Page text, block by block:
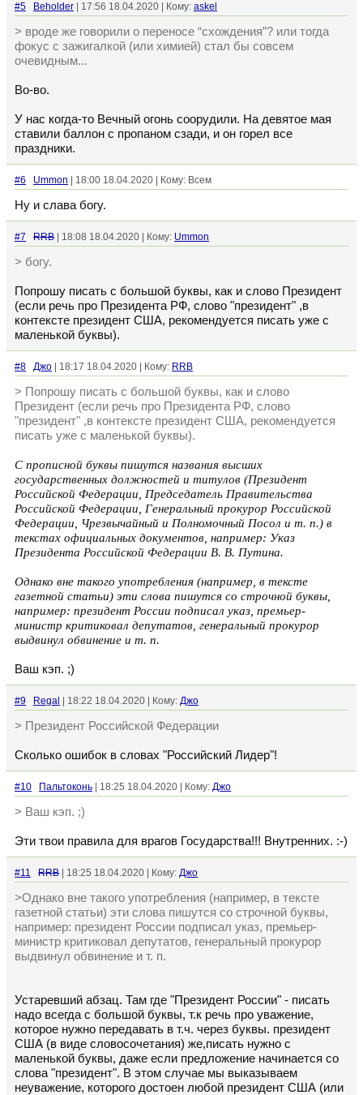
#5 Beholder | 17:56 18.04.2020 | Кому: askel
> вроде же говорили о переносе “схождения”? или тогда
фокус с зажигалкой (или химией) стал бы совсем
очевидным...
Во-во.
У нас когда-то Вечный огонь соорудили. На девятое мая
ставили баллон с пропаном сзади, и он горел все
праздники.
#6 Ummon | 18:00 18.04.2020 | Кому: Всем
Ну и слава богу.
#7 RRB | 18:08 18.04.2020 | Кому: Ummon
> богу.
Попрошу писать с большой буквы, как и слово Президент
(если речь про Президента РФ, слово "президент" ,в
контексте президент США, рекомендуется писать уже с
маленькой буквы).
#8 Джо | 18:17 18.04.2020 | Кому: RRB
> Попрошу писать с большой буквы, как и слово
Президент (если речь про Президента РФ, слово
"президент" ,в контексте президент США, рекомендуется
писать уже с маленькой буквы).
С прописной буквы пишутся названия высших
государственных должностей и титулов (Президент
Российской Федерации, Председатель Правительства
Российской Федерации, Генеральный прокурор Российской
Федерации, Чрезвычайный и Полномочный Посол и т. п.) в
текстах официальных документов, например: Указ
Президента Российской Федерации В. В. Путина.
Однако вне такого употребления (например, в тексте
газетной статьи) эти слова пишутся со строчной буквы,
например: президент России подписал указ, премьер-
министр критиковал депутатов, генеральный прокурор
выдвинул обвинение и т. п.
Ваш кэп. ;)
#9 Regal | 18:22 18.04.2020 | Кому: Джо
> Президент Российской Федерации
Сколько ошибок в словах "Российский Лидер"!
#10 Пальтоконь | 18:25 18.04.2020 | Кому: Джо
> Ваш кэп. ;)
Эти твои правила для врагов Государства!!! Внутренних. :-)
#11 RRB | 18:25 18.04.2020 | Кому: Джо
>Однако вне такого употребления (например, в тексте
газетной статьи) эти слова пишутся со строчной буквы,
например: президент России подписал указ, премьер-
министр критиковал депутатов, генеральный прокурор
выдвинул обвинение и т. п.
Устаревший абзац. Там где "Президент России" - писать
надо всегда с большой буквы, т.к речь про уважение,
которое нужно передавать в т.ч. через буквы. президент
США (в виде словосочетания) же,писать нужно с
маленькой буквы, даже если предложение начинается со
слова "президент". В этом случае мы выказываем
неуважение, которого достоен любой президент США (или